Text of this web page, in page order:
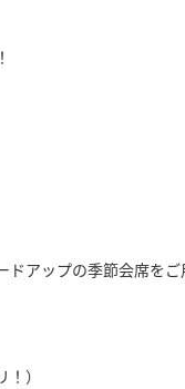
アップの季節会席をご
）